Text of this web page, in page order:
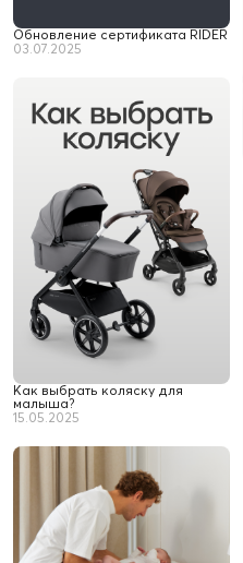
Обновление сертификата RIDER
03.07.2025
Как выбрать коляску для
малыша?
15.05.2025